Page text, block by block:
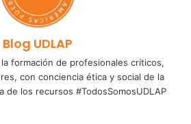
Blog UDLAP
formación de profesionales críticos,
con conciencia ética y social de la
de los recursos #TodosSomosUDLAP